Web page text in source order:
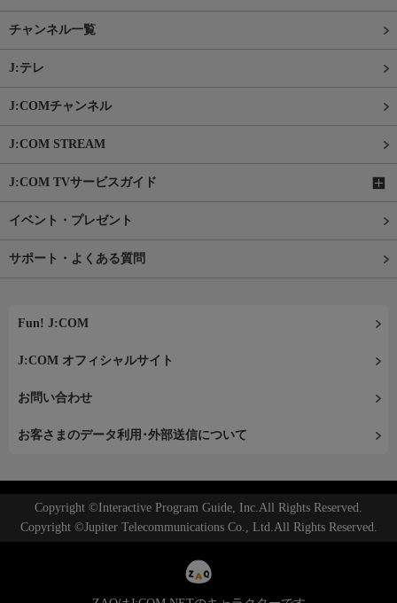
チャンネル一覧
J:テレ
J:COMチャンネル
J:COM STREAM
J:COM TVサービスガイド
イベント・プレゼント
サポート・よくある質問
Fun! J:COM
J:COM オフィシャルサイト
お問い合わせ
お客さまのデータ利用･外部送信について
Copyright ©Interactive Program Guide, Inc.All Rights Reserved.
Copyright ©Jupiter Telecommunications Co., Ltd.All Rights Reserved.